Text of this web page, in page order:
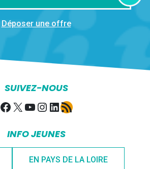
Déposer une offre
SUIVEZ-NOUS
Facebook
X YouTube
Instagram
LinkedIn
Flux RSS
INFO JEUNES
EN PAYS DE LA LOIRE